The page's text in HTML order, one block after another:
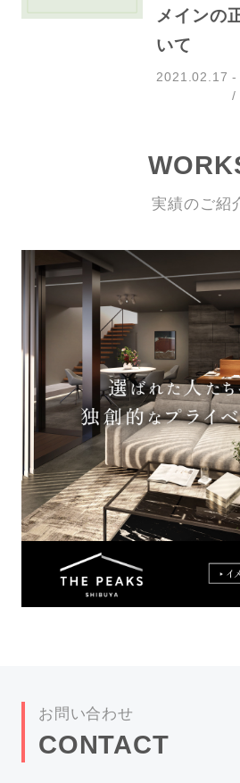
メインの
いて
2021.02.17
実績のご紹
お問い合わせ
CONTACT